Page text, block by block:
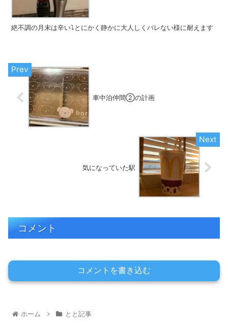
絶不調の月末は辛い⤵︎とにかく静かに大人しくバレない様に耐えます
車中泊仲間②の計画
気になっていた駅
コメント
コメントを書き込む
ホーム とと記事